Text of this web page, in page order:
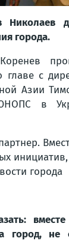
Николаев
города.
главе с
Азии
в
города
город,